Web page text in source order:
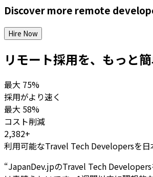
Discover more remote
Hire Now
リモート採用を、もっと
最大 75%
採用がより速く
最大 58%
コスト削減
2,382+
利用可能なTravel Tech Developersを日
“JapanDev.jpのTravel Tech